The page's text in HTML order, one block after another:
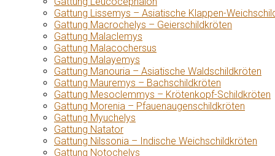
Gattung Lissemys – Asiatische Klappen-
Gattung Macrochelys – Geierschildkröten
Gattung Malaclemys
Gattung Malacochersus
Gattung Malayemys
Gattung Manouria – Asiatische Waldschildkröten
Gattung Mauremys – Bachschildkröten
Gattung Mesoclemmys – Krötenkopf-Schildkröten
Gattung Morenia – Pfauenaugenschildkröten
Gattung Myuchelys
Gattung Natator
Gattung Nilssonia – Indische Weichschildkröten
Gattung Notochelys